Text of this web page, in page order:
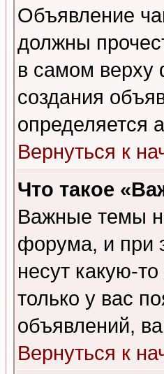
Объявление
должны
в самом верху
создания
определяется
Вернуться к
Что такое
Важные темы
форума, и при
несут какую-
только у вас
объявлений,
Вернуться к